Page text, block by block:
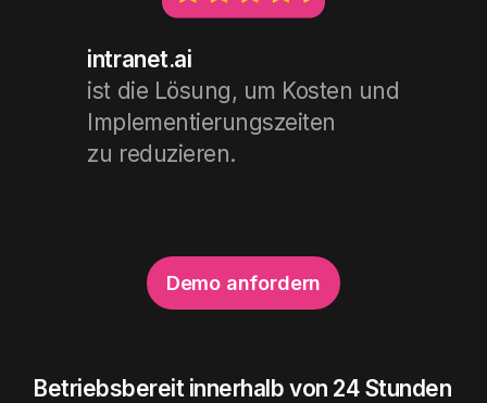
intranet.ai
ist die Lösung, um Kosten und
Implementierungszeiten
zu reduzieren.
Demo anfordern
Betriebsbereit innerhalb von 24 Stunden